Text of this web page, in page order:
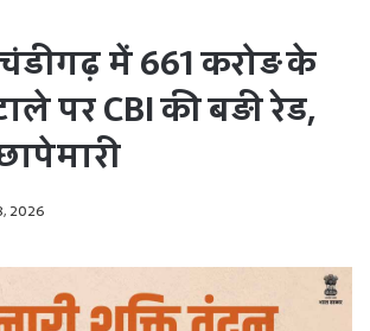
में 661 करोड़ के
पर CBI की बड़ी रेड,
2026